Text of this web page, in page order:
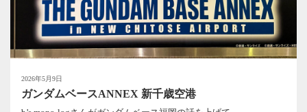
2026年5月9日
ガンダムベースANNEX 新千歳空港